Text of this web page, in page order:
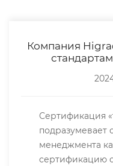
Компания
стандартам
Сертификация
менеджмента
сертификацию